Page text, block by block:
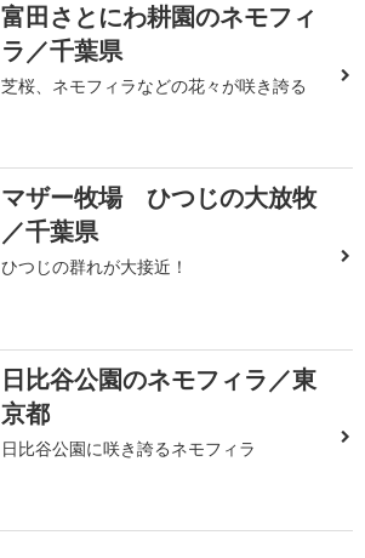
富田さとにわ耕園のネモフィ
ラ／千葉県
芝桜、ネモフィラなどの花々が咲き誇る
マザー牧場 ひつじの大放牧
／千葉県
ひつじの群れが大接近！
日比谷公園のネモフィラ／東
京都
日比谷公園に咲き誇るネモフィラ